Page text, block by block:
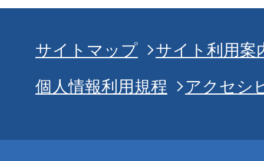
サイトマップ
サイト利用案
個人情報利用規程
アクセシ